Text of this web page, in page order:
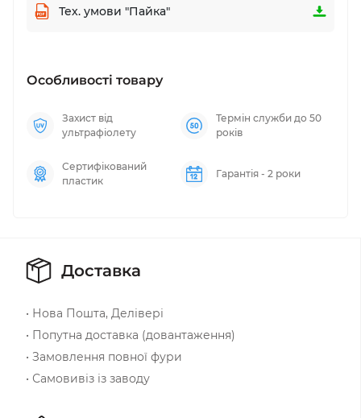
Тех. умови "Пайка"
Особливості товару
Захист від
ультрафіолету
Термін служби до 50
років
Сертифікований
пластик
Гарантія - 2 роки
Доставка
• Нова Пошта, Делівері
• Попутна доставка (довантаження)
• Замовлення повної фури
• Самовивіз із заводу